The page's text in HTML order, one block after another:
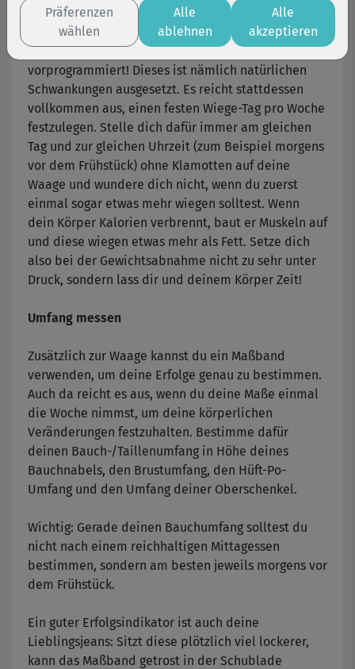
Du machst viel Sport und die Waage zeigt von Tag
zu Tag kaum einen Unterschied an? Überprüfe dein
Gewicht besser nicht täglich – da ist Frust
vorprogrammiert! Dieses ist nämlich natürlichen
Schwankungen ausgesetzt. Es reicht stattdessen
vollkommen aus, einen festen Wiege-Tag pro Woche
festzulegen. Stelle dich dafür immer am gleichen
Tag und zur gleichen Uhrzeit (zum Beispiel morgens
vor dem Frühstück) ohne Klamotten auf deine
Waage und wundere dich nicht, wenn du zuerst
einmal sogar etwas mehr wiegen solltest. Wenn
dein Körper Kalorien verbrennt, baut er Muskeln auf
und diese wiegen etwas mehr als Fett. Setze dich
also bei der Gewichtsabnahme nicht zu sehr unter
Druck, sondern lass dir und deinem Körper Zeit!
Umfang messen
Zusätzlich zur Waage kannst du ein Maßband
verwenden, um deine Erfolge genau zu bestimmen.
Auch da reicht es aus, wenn du deine Maße einmal
die Woche nimmst, um deine körperlichen
Veränderungen festzuhalten. Bestimme dafür
deinen Bauch-/Taillenumfang in Höhe deines
Bauchnabels, den Brustumfang, den Hüft-Po-
Umfang und den Umfang deiner Oberschenkel.
Wichtig: Gerade deinen Bauchumfang solltest du
nicht nach einem reichhaltigen Mittagessen
bestimmen, sondern am besten jeweils morgens vor
dem Frühstück.
Ein guter Erfolgsindikator ist auch deine
Lieblingsjeans: Sitzt diese plötzlich viel lockerer,
kann das Maßband getrost in der Schublade
Präferenzen
wählen
Alle
ablehnen
Alle
akzeptieren